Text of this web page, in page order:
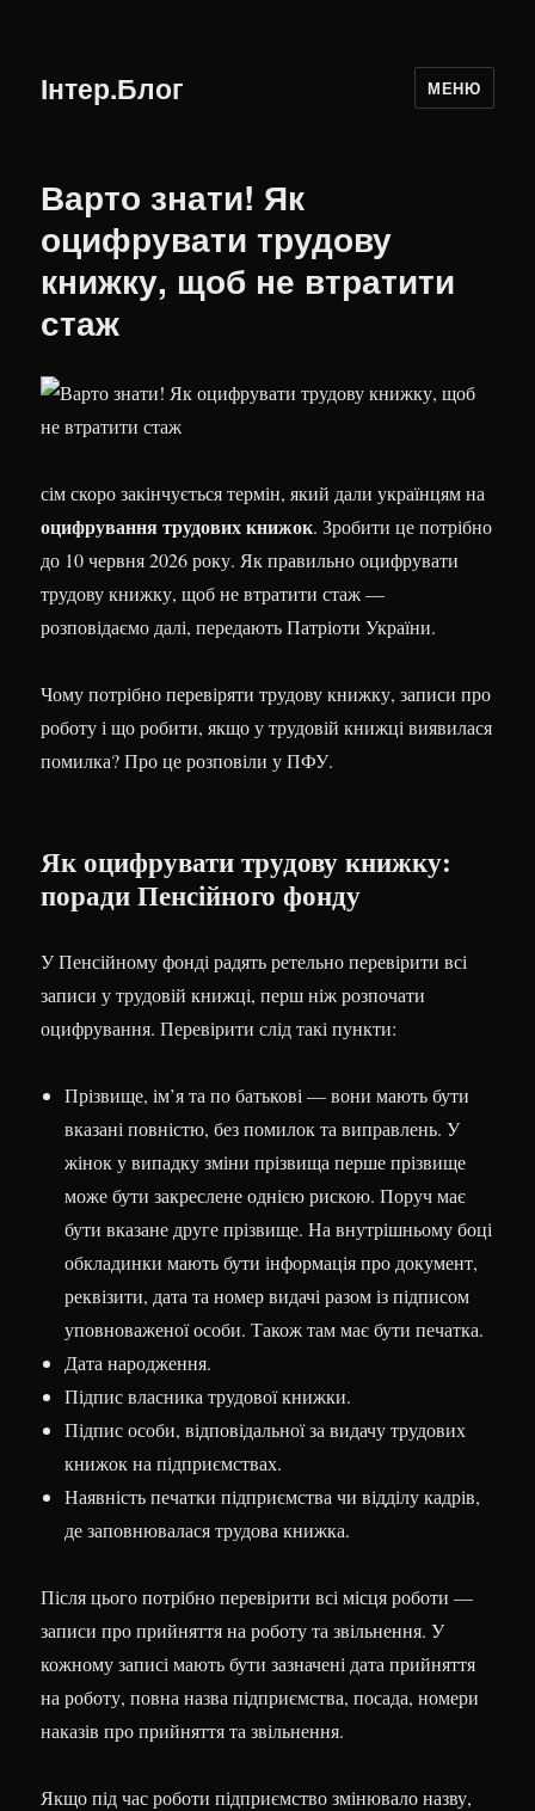
Інтер.Блог МЕНЮ
Варто знати! Як
оцифрувати трудову
книжку, щоб не втратити
стаж
сім скоро закінчується термін, який дали українцям на
оцифрування трудових книжок. Зробити це потрібно
до 10 червня 2026 року. Як правильно оцифрувати
трудову книжку, щоб не втратити стаж —
розповідаємо далі, передають Патріоти України.
Чому потрібно перевіряти трудову книжку, записи про
роботу і що робити, якщо у трудовій книжці виявилася
помилка? Про це розповіли у ПФУ.
Як оцифрувати трудову книжку:
поради Пенсійного фонду
У Пенсійному фонді радять ретельно перевірити всі
записи у трудовій книжці, перш ніж розпочати
оцифрування. Перевірити слід такі пункти:
Прізвище, ім’я та по батькові — вони мають бути
вказані повністю, без помилок та виправлень. У
жінок у випадку зміни прізвища перше прізвище
може бути закреслене однією рискою. Поруч має
бути вказане друге прізвище. На внутрішньому боці
обкладинки мають бути інформація про документ,
реквізити, дата та номер видачі разом із підписом
уповноваженої особи. Також там має бути печатка.
Дата народження.
Підпис власника трудової книжки.
Підпис особи, відповідальної за видачу трудових
книжок на підприємствах.
Наявність печатки підприємства чи відділу кадрів,
де заповнювалася трудова книжка.
Після цього потрібно перевірити всі місця роботи —
записи про прийняття на роботу та звільнення. У
кожному записі мають бути зазначені дата прийняття
на роботу, повна назва підприємства, посада, номери
наказів про прийняття та звільнення.
Якщо під час роботи підприємство змінювало назву,